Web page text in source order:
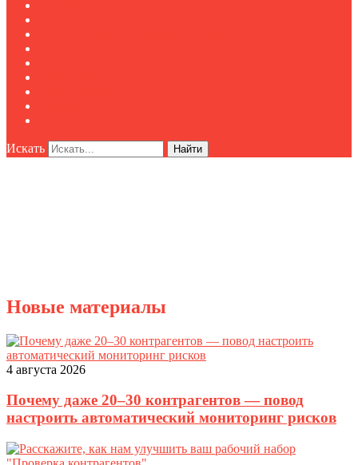
Искать Найти
Новые материалы
4 августа 2026
Почему даже 20–30 контрагентов — повод
настроить автоматический мониторинг рисков